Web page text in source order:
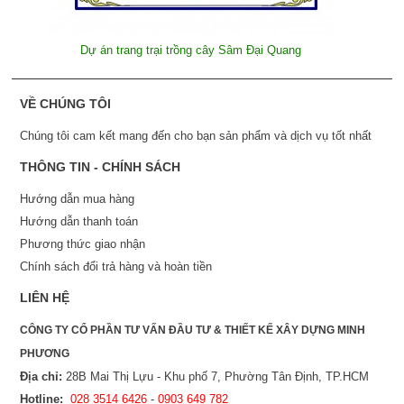
Dự án trang trại trồng cây Sâm Đại Quang
VỀ CHÚNG TÔI
Chúng tôi cam kết mang đến cho bạn sản phẩm và dịch vụ tốt nhất
THÔNG TIN - CHÍNH SÁCH
Hướng dẫn mua hàng
Hướng dẫn thanh toán
Phương thức giao nhận
Chính sách đổi trả hàng và hoàn tiền
LIÊN HỆ
CÔNG TY CỔ PHẦN TƯ VẤN ĐẦU TƯ & THIẾT KẾ XÂY DỰNG MINH
PHƯƠNG
Địa chỉ: 28B Mai Thị Lựu - Khu phố 7, Phường Tân Định, TP.HCM
Hotline: 028 3514 6426- 0903 649 782